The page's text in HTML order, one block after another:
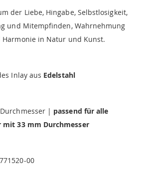
der Liebe, Hingabe, Selbstlosigkeit,
und Mitempfinden, Wahrnehmung
in Natur und Kunst.
Inlay aus Edelstahl
| passend für alle
mit 33 mm Durchmesser
00